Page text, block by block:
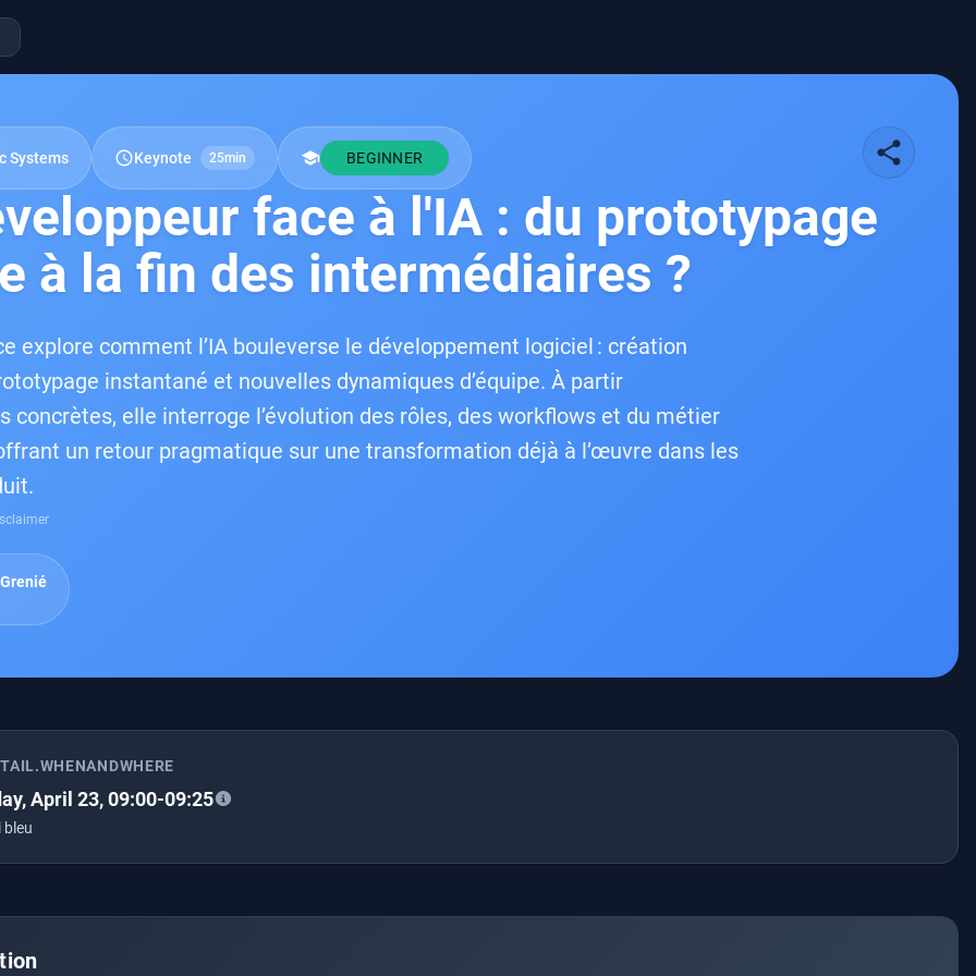
Systems scheduleKeynote 25min school BEGINNER share
face à l'IA : du prototypage
à la fin des intermédiaires ?
explore comment l’IA bouleverse le développement logiciel : création
instantané et nouvelles dynamiques d’équipe. À partir
concrètes, elle interroge l’évolution des rôles, des workflows et du métier
un retour pragmatique sur une transformation déjà à l’œuvre dans les
April 23, 09:00-09:25
bleu